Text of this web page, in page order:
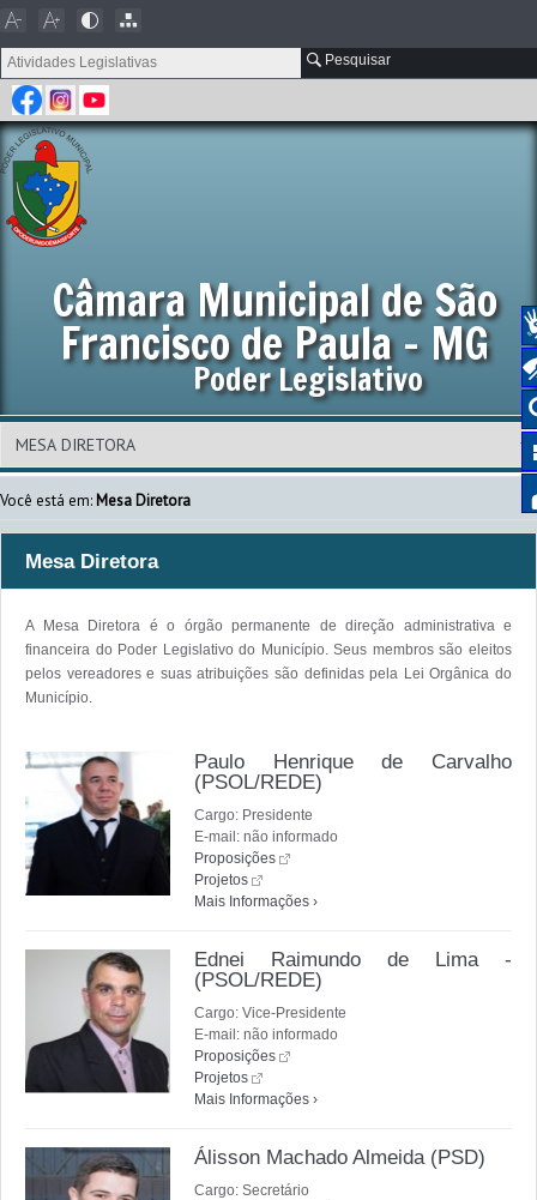
Pesquisar
Câmara Municipal de São
Francisco de Paula - MG
Poder Legislativo
Você está em: Mesa Diretora
Mesa Diretora
A Mesa Diretora é o órgão permanente de direção administrativa e
financeira do Poder Legislativo do Município. Seus membros são eleitos
pelos vereadores e suas atribuições são definidas pela Lei Orgânica do
Município.
Paulo Henrique de Carvalho
(PSOL/REDE)
Cargo: Presidente
E-mail: não informado
Proposições
Projetos
Mais Informações ›
Ednei Raimundo de Lima -
(PSOL/REDE)
Cargo: Vice-Presidente
E-mail: não informado
Proposições
Projetos
Mais Informações ›
Álisson Machado Almeida (PSD)
Cargo: Secretário